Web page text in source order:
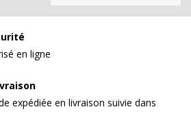
en ligne
expédiée en livraison suivie dans